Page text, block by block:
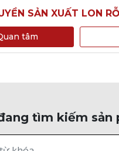
SẢN XUẤT LON
tâm
tìm kiếm sản